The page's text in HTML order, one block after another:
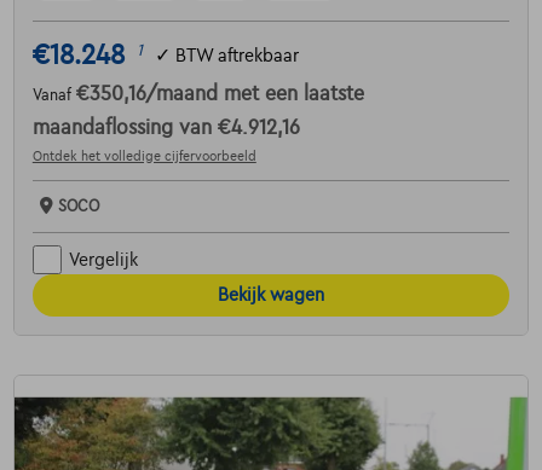
€18.248 1 ✓ BTW aftrekbaar
Vanaf €350,16/maand met een laatste
maandaflossing van €4.912,16
Ontdek het volledige cijfervoorbeeld
SOCO
Vergelijk
Bekijk wagen